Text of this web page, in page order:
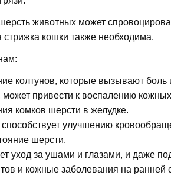
животных может
кошки также необходима.
колтунов, которые вызывают боль
привести к воспалению
комков шерсти в желудке.
улучшению
шерсти.
уход за ушами и глазами, и даже
и кожные заболевания на ранней